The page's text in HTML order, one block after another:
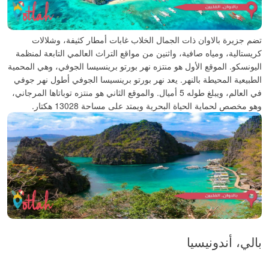
تضم جزيرة بالاوان ذات الجمال الخلاب غابات أمطار كثيفة، وشلالات
كريستالية، ومياه صافية، واثنين من مواقع التراث العالمي التابعة لمنظمة
اليونسكو. الموقع الأول هو منتزه نهر بورتو برينسيسا الجوفي، وهي المحمية
الطبيعية المحيطة بالنهر. يعد نهر بورتو برينسيسا الجوفي أطول نهر جوفي
في العالم، ويبلغ طوله 5 أميال.
والموقع الثاني هو منتزه توباتاها المرجاني،
وهو مخصص لحماية الحياة البحرية ويمتد على مساحة 13028 هكتار.
بالي، أندونيسيا